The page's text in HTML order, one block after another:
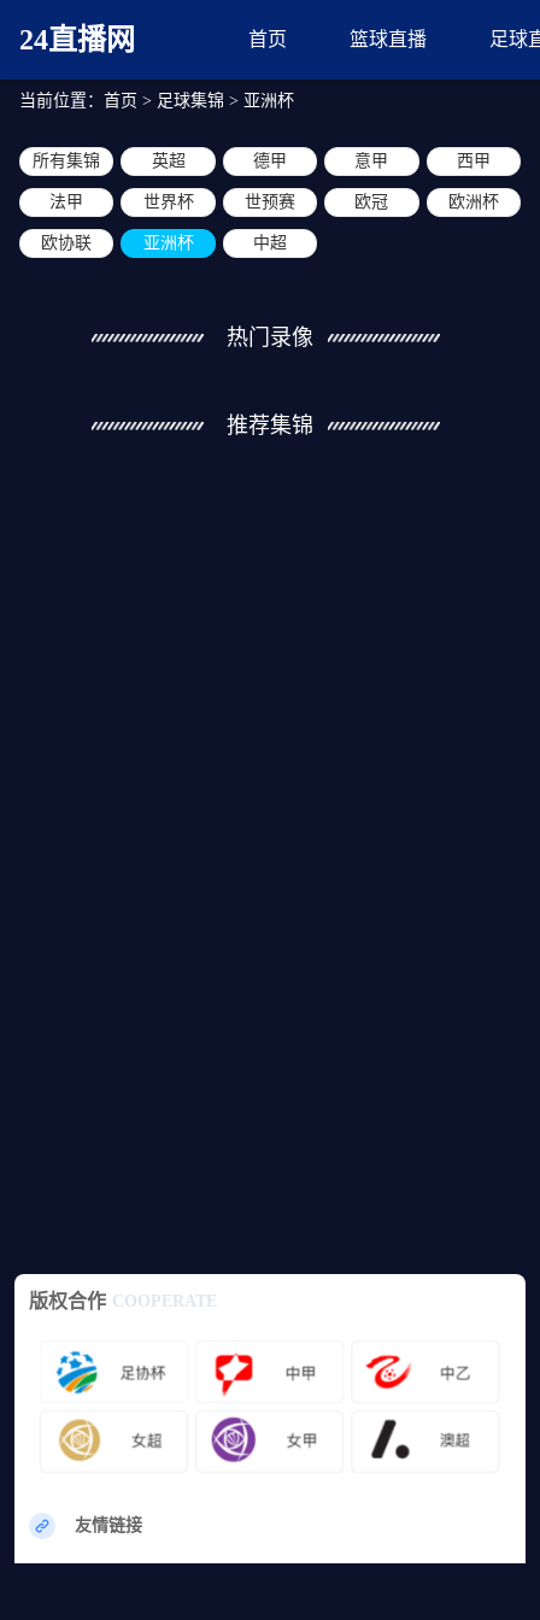
24直播网 首页 篮球直播 足球
当前位置： 首页 > 足球集锦 > 亚洲杯
所有集锦 英超 德甲 意甲 西甲
法甲 世界杯 世预赛 欧冠 欧洲杯
欧协联 亚洲杯 中超
热门录像
推荐集锦
版权合作 COOPERATE
友情链接